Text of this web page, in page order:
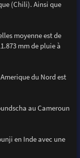
(Chili). Ainsi que
moyenne est de
mm de pluie à
du Nord est
au Cameroun
en Inde avec une